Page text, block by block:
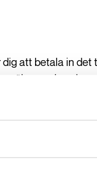
att betala in det
om